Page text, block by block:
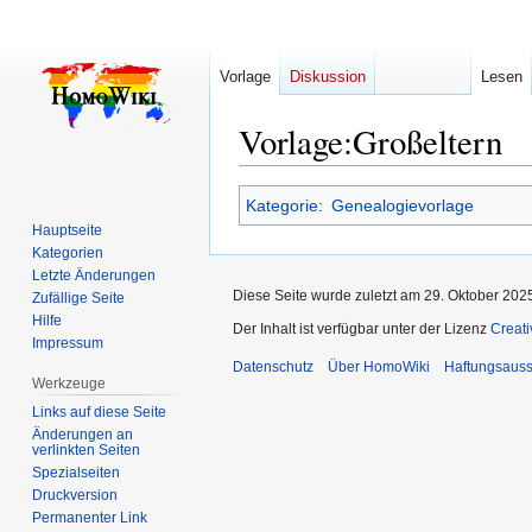
Vorlage:Großeltern
Zur
Navigation
springen
Zur
Suche
springen
Kategorie: Genealogievorlage
Vorlage Diskussion Lesen
Hauptseite
Kategorien
Letzte Änderungen
Zufällige Seite
Hilfe
Impressum
Werkzeuge
Links auf diese Seite
Änderungen an
verlinkten Seiten
Spezialseiten
Druckversion
Permanenter Link
Diese Seite wurde zuletzt am 29. Oktober
Der Inhalt ist verfügbar unter der Lizenz
Datenschutz Über HomoWiki